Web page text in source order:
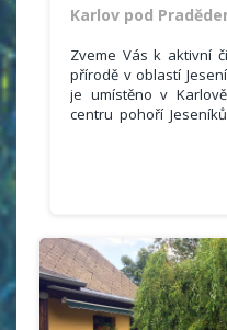
Karlov pod
Zveme Vás k aktivní
přírodě v oblastí
je umístěno v
centru pohoří
podmínkami v celé
Pradědem má dobré
potravin. Po
Vám nabízíme